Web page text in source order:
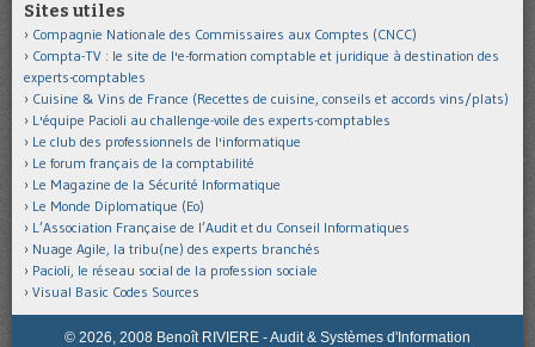
Sites utiles
Compagnie Nationale des Commissaires aux Comptes (CNCC)
Compta-TV : le site de l'e-formation comptable et juridique à destination des
experts-comptables
Cuisine & Vins de France (Recettes de cuisine, conseils et accords vins/plats)
L'équipe Pacioli au challenge-voile des experts-comptables
Le club des professionnels de l'informatique
Le forum français de la comptabilité
Le Magazine de la Sécurité Informatique
Le Monde Diplomatique (Eo)
L’Association Française de l’Audit et du Conseil Informatiques
Nuage Agile, la tribu(ne) des experts branchés
Pacioli, le réseau social de la profession sociale
Visual Basic Codes Sources
© 2026, 2008 Benoît RIVIERE - Audit & Systèmes d'Information